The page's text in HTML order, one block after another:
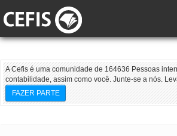
A Cefis é uma comunidade de 164636 Pessoas
contabilidade, assim como você. Junte-se a nós.
FAZER PARTE